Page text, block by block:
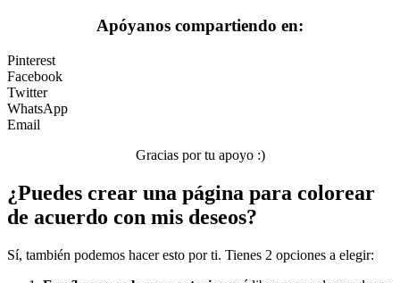
Apóyanos compartiendo en:
Pinterest
Facebook
Twitter
WhatsApp
Email
Gracias por tu apoyo :)
¿Puedes crear una página para colorear
de acuerdo con mis deseos?
Sí, también podemos hacer esto por ti. Tienes 2 opciones a elegir: